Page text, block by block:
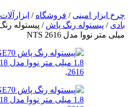
چرخ ابزار امینی / فروشگاه / ابزارآلات
بادی / پیستوله رنگ پاش /
میلی متر نووا مدل NTS 2616